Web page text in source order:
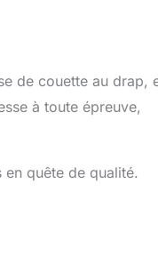
de couette au drap,
à toute épreuve,
en quête de qualité.